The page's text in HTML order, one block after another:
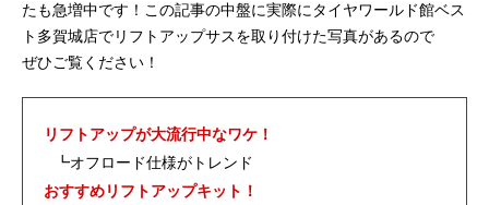
たも急増中です！この記事の中盤に実際にタイヤワールド館ベス
ト多賀城店でリフトアップサスを取り付けた写真があるので
ぜひご覧ください！
リフトアップが大流行中なワケ！
┗オフロード仕様がトレンド
おすすめリフトアップキット！